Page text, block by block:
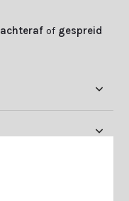
achteraf of gespreid